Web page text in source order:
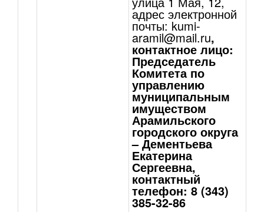
адрес электронной
почты: kumi-
aramil@mail.ru,
контактное лицо:
Председатель
Комитета по
управлению
муниципальным
имуществом
Арамильского
городского округа
– Дементьева
Екатерина
Сергеевна,
контактный
телефон: 8 (343)
385-32-86